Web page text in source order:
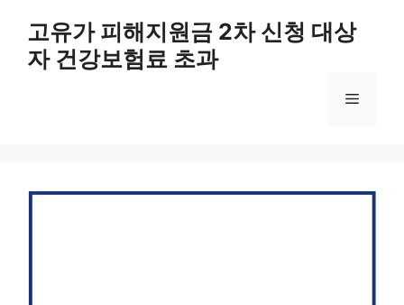
고유가 피해지원금 2차 신청 대상
자 건강보험료 초과
메